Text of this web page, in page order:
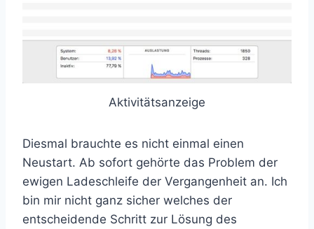
Aktivitätsanzeige
Diesmal brauchte es nicht einmal einen
Neustart. Ab sofort gehörte das Problem der
ewigen Ladeschleife der Vergangenheit an. Ich
bin mir nicht ganz sicher welches der
entscheidende Schritt zur Lösung des